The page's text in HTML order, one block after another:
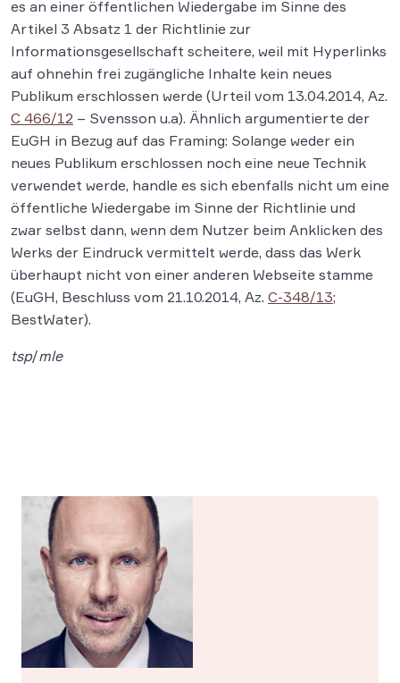
es an einer öffentlichen Wiedergabe im Sinne des
Artikel 3 Absatz 1 der Richtlinie zur
Informationsgesellschaft scheitere, weil mit Hyperlinks
auf ohnehin frei zugängliche Inhalte kein neues
Publikum erschlossen werde (Urteil vom 13.04.2014, Az.
C 466/12 – Svensson u.a). Ähnlich argumentierte der
EuGH in Bezug auf das Framing: Solange weder ein
neues Publikum erschlossen noch eine neue Technik
verwendet werde, handle es sich ebenfalls nicht um eine
öffentliche Wiedergabe im Sinne der Richtlinie und
zwar selbst dann, wenn dem Nutzer beim Anklicken des
Werks der Eindruck vermittelt werde, dass das Werk
überhaupt nicht von einer anderen Webseite stamme
(EuGH, Beschluss vom 21.10.2014, Az. C-348/13;
BestWater).
tsp/mle